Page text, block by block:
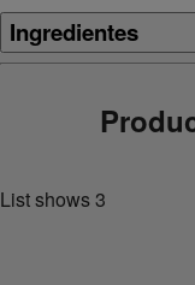
Ingredientes
List shows3